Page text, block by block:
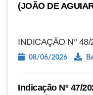
(JOÃO DE
INDICAÇÃO N° 48/
08/06/2026
Indicação Nº 47/